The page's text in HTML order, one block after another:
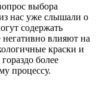
выбора
нас уже слышали о
содержать
влияют на
краски и
более
процессу.